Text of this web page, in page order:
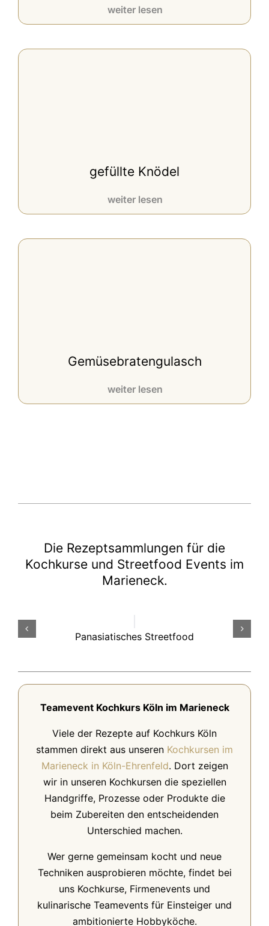
weiter lesen
gefüllte Knödel
weiter lesen
Gemüsebratengulasch
weiter lesen
Die Rezeptsammlungen für die
Kochkurse und Streetfood Events im
Marieneck.
Panasiatisches Streetfood
Teamevent Kochkurs Köln im Marieneck
Viele der Rezepte auf Kochkurs Köln
stammen direkt aus unseren Kochkursen im
Marieneck in Köln-Ehrenfeld. Dort zeigen
wir in unseren Kochkursen die speziellen
Handgriffe, Prozesse oder Produkte die
beim Zubereiten den entscheidenden
Unterschied machen.
Wer gerne gemeinsam kocht und neue
Techniken ausprobieren möchte, findet bei
uns Kochkurse, Firmenevents und
kulinarische Teamevents für Einsteiger und
ambitionierte Hobbyköche.